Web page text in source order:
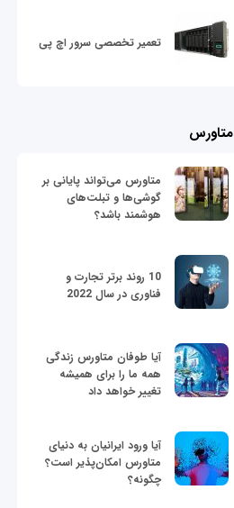
تعمیر تخصصی سرور اچ پی
متاورس
متاورس می‌تواند پایانی بر
گوشی‌ها و تبلت‌های
هوشمند باشد؟
10 روند برتر تجارت و
فناوری در سال 2022
آیا طوفان متاورس زندگی
همه ما را برای همیشه
تغییر خواهد داد
آیا ورود ایرانیان به دنیای
متاورس امکان‌پذیر است؟
چگونه؟